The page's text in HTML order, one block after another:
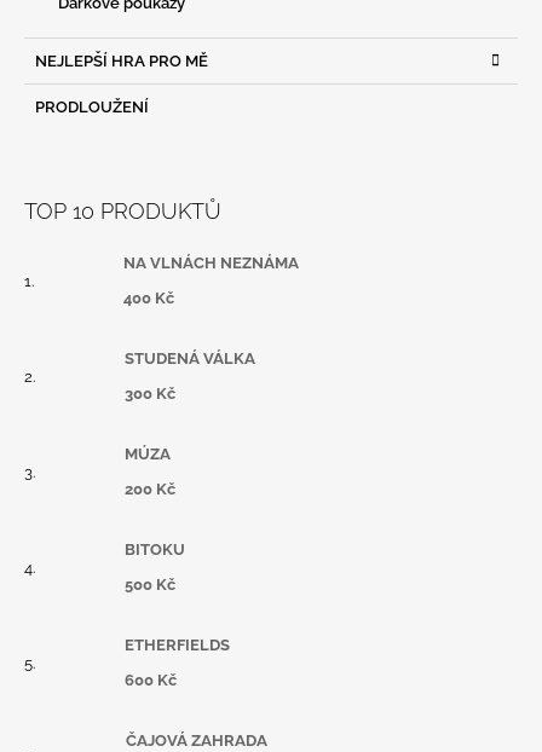
NEJLEPŠÍ HRA PRO MĚ
PRODLOUŽENÍ
TOP 10 PRODUKTŮ
NA VLNÁCH NEZNÁMA
400 Kč
STUDENÁ VÁLKA
300 Kč
MÚZA
200 Kč
BITOKU
500 Kč
ETHERFIELDS
600 Kč
ČAJOVÁ ZAHRADA